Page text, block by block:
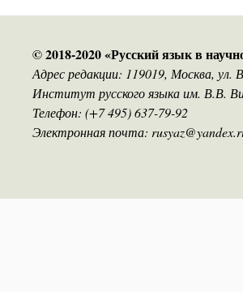
© 2018-2020 «Русский язык в
Адрес редакции: 119019, Москва, ул.
Институт русского языка им. В.В.
Телефон: (+7 495) 637-79-92
Электронная почта: